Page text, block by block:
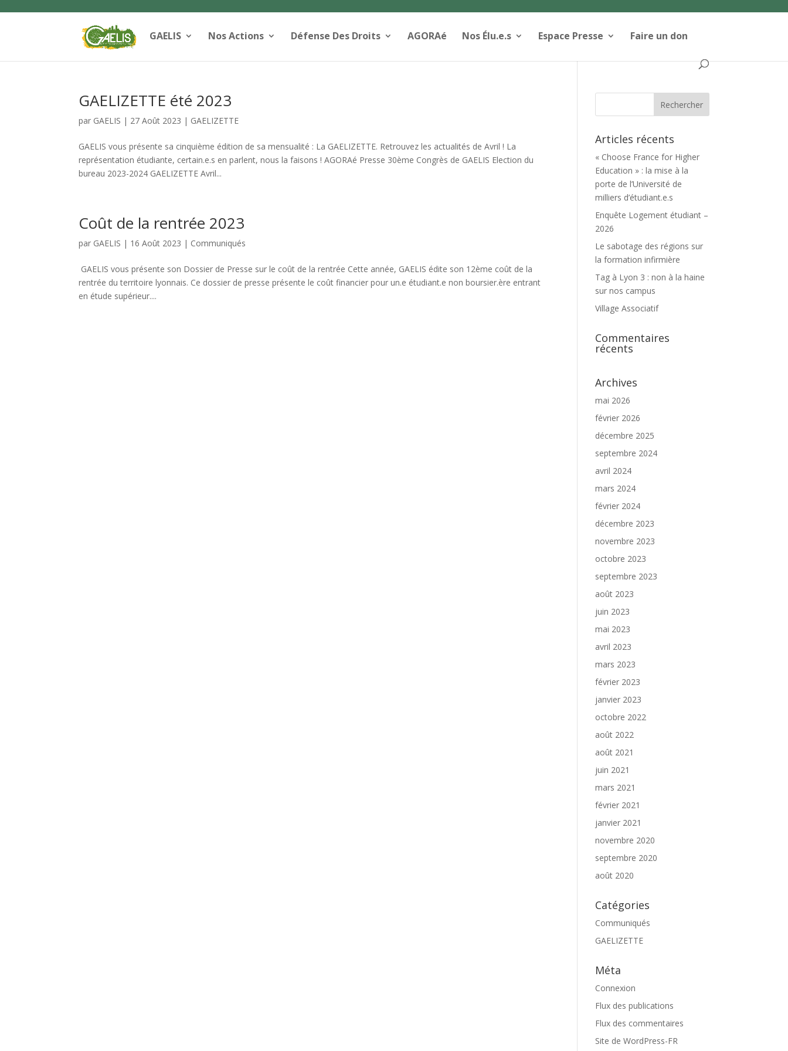
GAELIS Nos Actions Défense Des Droits AGORAé Nos Élu.e.s Espace Presse Faire un don
GAELIZETTE été 2023
par GAELIS | 27 Août 2023 | GAELIZETTE
GAELIS vous présente sa cinquième édition de sa mensualité : La GAELIZETTE. Retrouvez les actualités de Avril ! La
représentation étudiante, certain.e.s en parlent, nous la faisons ! AGORAé Presse 30ème Congrès de GAELIS Election du
bureau 2023-2024 GAELIZETTE Avril...
Coût de la rentrée 2023
par GAELIS | 16 Août 2023 | Communiqués
GAELIS vous présente son Dossier de Presse sur le coût de la rentrée Cette année, GAELIS édite son 12ème coût de la
rentrée du territoire lyonnais. Ce dossier de presse présente le coût financier pour un.e étudiant.e non boursier.ère entrant
en étude supérieur....
Articles récents
« Choose France for Higher
Education » : la mise à la
porte de l’Université de
milliers d’étudiant.e.s
Enquête Logement étudiant –
2026
Le sabotage des régions sur
la formation infirmière
Tag à Lyon 3 : non à la haine
sur nos campus
Village Associatif
Commentaires
récents
Archives
mai 2026
février 2026
décembre 2025
septembre 2024
avril 2024
mars 2024
février 2024
décembre 2023
novembre 2023
octobre 2023
septembre 2023
août 2023
juin 2023
mai 2023
avril 2023
mars 2023
février 2023
janvier 2023
octobre 2022
août 2022
août 2021
juin 2021
mars 2021
février 2021
janvier 2021
novembre 2020
septembre 2020
août 2020
Catégories
Communiqués
GAELIZETTE
Méta
Connexion
Flux des publications
Flux des commentaires
Site de WordPress-FR